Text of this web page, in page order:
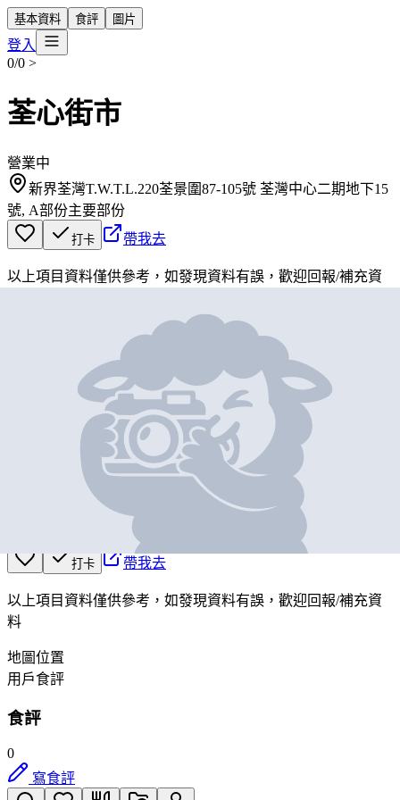
基本資料 食評 圖片
登入
0/0 >
荃心街市
營業中
新界荃灣T.W.T.L.220荃景圍87-105號 荃灣中心二期地下15
號, A部份主要部份
打卡 帶我去
以上項目資料僅供參考，如發現資料有誤，歡迎回報/補充資
荃心街市
新界荃灣T.W.T.L.220荃景圍87-105號 荃灣中心二期地下15
打卡 帶我去
以上項目資料僅供參考，如發現資料有誤，歡迎回報/補充資
料
地圖位置
用戶食評
食評
0
寫食評